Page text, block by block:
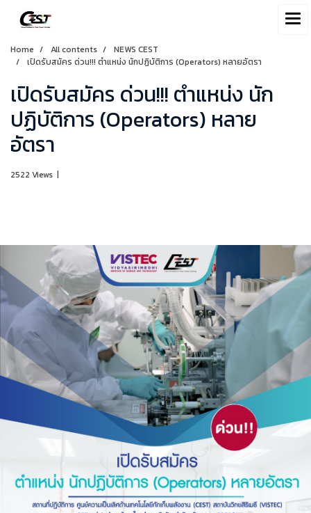
Home All contents
NEWS CEST
เปิดรับสมัคร ด่วน!!! ตำแหน่ง นักปฏิบัติการ (Operators) หลายอัตรา
เปิดรับสมัคร ด่วน!!! ตำแหน่ง นัก
ปฏิบัติการ (Operators) หลาย
อัตรา
2522 Views |